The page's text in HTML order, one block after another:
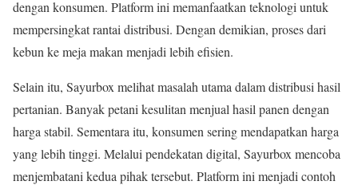
dengan konsumen. Platform ini memanfaatkan teknologi untuk
mempersingkat rantai distribusi. Dengan demikian, proses dari
kebun ke meja makan menjadi lebih efisien.
Selain itu, Sayurbox melihat masalah utama dalam distribusi hasil
pertanian. Banyak petani kesulitan menjual hasil panen dengan
harga stabil. Sementara itu, konsumen sering mendapatkan harga
yang lebih tinggi. Melalui pendekatan digital, Sayurbox mencoba
menjembatani kedua pihak tersebut. Platform ini menjadi contoh